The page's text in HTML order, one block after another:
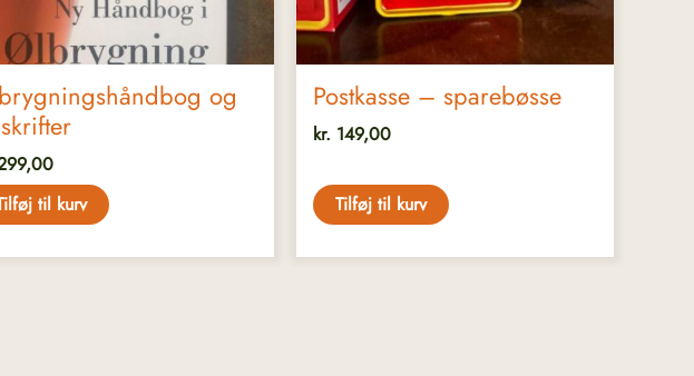
og
til kurv
Postkasse – sparebøsse
kr. 149,00
Tilføj til kurv